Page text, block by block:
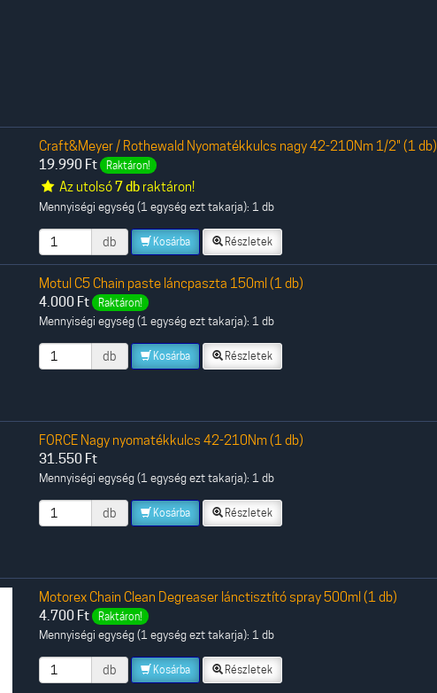
Craft&Meyer / Rothewald Nyomatékkulcs nagy 42-210Nm 1/2" (1 db)
19.990 Ft Raktáron!
Az utolsó7 dbraktáron!
Mennyiségi egység (1 egység ezt takarja): 1 db
db Kosárba Részletek
Motul C5 Chain paste láncpaszta 150ml (1 db)
4.000 Ft Raktáron!
Mennyiségi egység (1 egység ezt takarja): 1 db
db Kosárba Részletek
FORCE Nagy nyomatékkulcs 42-210Nm (1 db)
31.550 Ft
Mennyiségi egység (1 egység ezt takarja): 1 db
db Kosárba Részletek
Motorex Chain Clean Degreaser lánctisztító spray 500ml (1 db)
4.700 Ft Raktáron!
Mennyiségi egység (1 egység ezt takarja): 1 db
db Kosárba Részletek